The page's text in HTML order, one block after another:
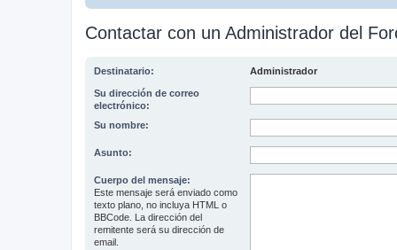
Contactar con un Administrador del
Destinatario: Administrador
Su dirección de correo
electrónico:
Su nombre:
Asunto:
Cuerpo del mensaje:
Este mensaje será enviado como
texto plano, no incluya HTML o
BBCode. La dirección del
remitente será su dirección de
email.